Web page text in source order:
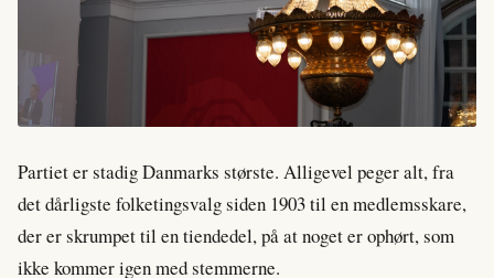
Partiet er stadig Danmarks største. Alligevel peger alt, fra
det dårligste folketingsvalg siden 1903 til en medlemsskare,
der er skrumpet til en tiendedel, på at noget er ophørt, som
ikke kommer igen med stemmerne.